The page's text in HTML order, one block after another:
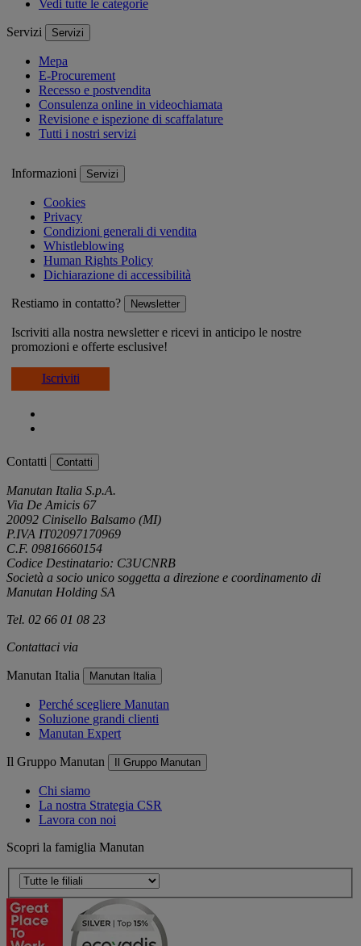
Vedi tutte le categorie
Servizi Servizi
Mepa
E-Procurement
Recesso e postvendita
Consulenza online in videochiamata
Revisione e ispezione di scaffalature
Tutti i nostri servizi
Informazioni Servizi
Cookies
Privacy
Condizioni generali di vendita
Whistleblowing
Human Rights Policy
Dichiarazione di accessibilità
Restiamo in contatto? Newsletter
Iscriviti alla nostra newsletter e ricevi in anticipo le nostre
promozioni e offerte esclusive!
Iscriviti
Contatti Contatti
Manutan Italia S.p.A.
Via De Amicis 67
20092 Cinisello Balsamo (MI)
P.IVA IT02097170969
C.F. 09816660154
Codice Destinatario: C3UCNRB
Società a socio unico soggetta a direzione e coordinamento di
Manutan Holding SA
Tel. 02 66 01 08 23
Contattaci via
Manutan Italia Manutan Italia
Perché scegliere Manutan
Soluzione grandi clienti
Manutan Expert
Il Gruppo Manutan Il Gruppo Manutan
Chi siamo
La nostra Strategia CSR
Lavora con noi
Scopri la famiglia Manutan